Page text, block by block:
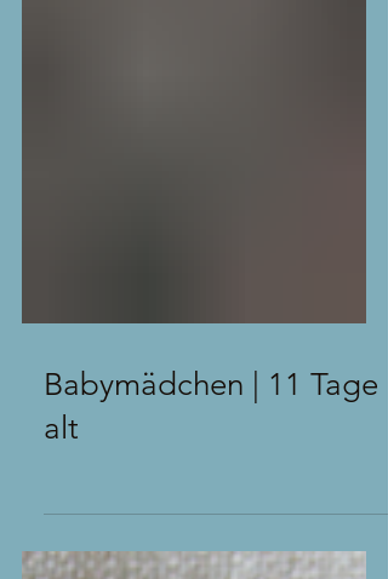
Babymädchen | 11 Tage